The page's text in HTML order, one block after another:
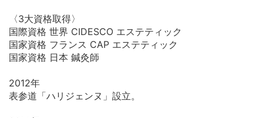
〈3大資格取得〉
国際資格 世界 CIDESCO エステティック
国家資格 フランス CAP エステティック
国家資格 日本 鍼灸師
2012年
表参道「ハリジェンヌ」設立。